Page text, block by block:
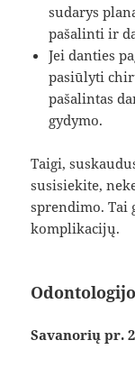
sudarys
pašalinti ir
Jei danties
pasiūlyti
pašalintas
gydymo.
Taigi,
susisiekite,
sprendimo. Tai
komplikacijų.
Savanorių pr.